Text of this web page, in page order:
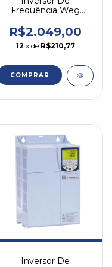
Frequência Weg
Trifásico
R$2.049,00
12 x de R$210,77
COMPRAR
Inversor De